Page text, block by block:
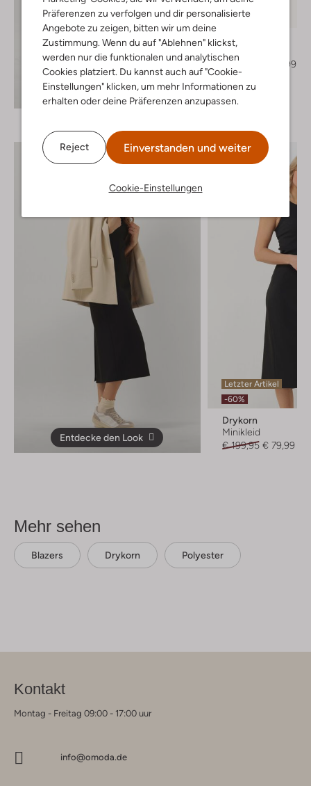
Präferenzen zu verfolgen und dir personalisierte
Angebote zu zeigen, bitten wir um deine
Zustimmung. Wenn du auf "Ablehnen" klickst,
werden nur die funktionalen und analytischen
Cookies platziert. Du kannst auch auf "Cookie-
Einstellungen" klicken, um mehr Informationen zu
erhalten oder deine Präferenzen anzupassen.
Reject Einverstanden und weiter
Cookie-Einstellungen
Entdecke den Look
Letzter Artikel
-70%
Notre-V
Slingbacks
€ 129,99
€ 38,99
Entdecke den Look
Letzter Artikel
-60%
Drykorn
Minikleid
€ 199,95 € 79,99
Mehr sehen
Blazers Drykorn Polyester
Kontakt
Montag - Freitag 09:00 - 17:00 uur
info@omoda.de